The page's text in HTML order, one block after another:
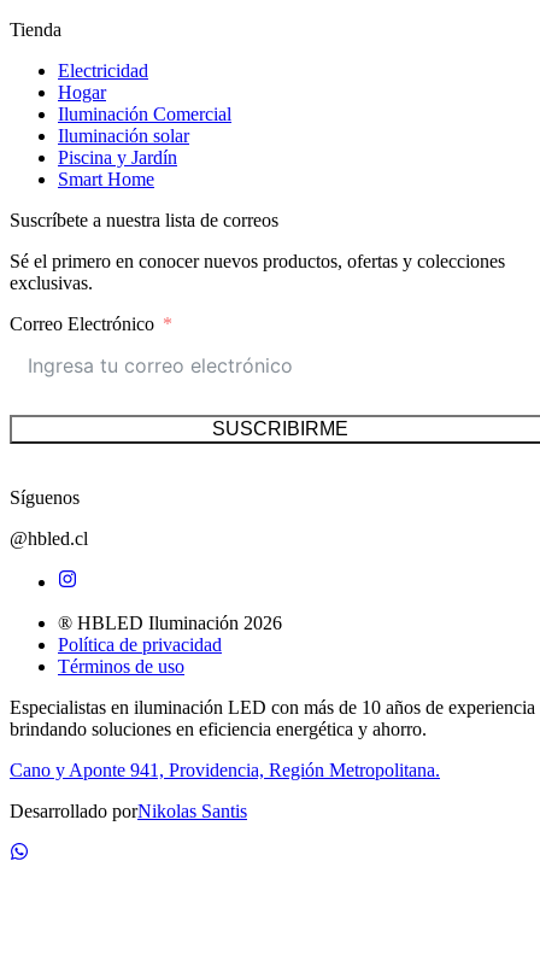
Tienda
Electricidad
Hogar
Iluminación Comercial
Iluminación solar
Piscina y Jardín
Smart Home
Suscríbete a nuestra lista de correos
Sé el primero en conocer nuevos productos, ofertas y colecciones
exclusivas.
Correo Electrónico
SUSCRIBIRME
Síguenos
@hbled.cl
® HBLED Iluminación 2026
Política de privacidad
Términos de uso
Especialistas en iluminación LED con más de 10 años de experiencia
brindando soluciones en eficiencia energética y ahorro.
Cano y Aponte 941, Providencia, Región Metropolitana.
Desarrollado porNikolas Santis